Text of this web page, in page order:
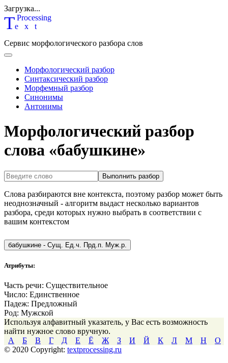
Загрузка...
Text
Processing
Сервис морфологического разбора слов
Морфологический разбор
Синтаксический разбор
Морфемный разбор
Синонимы
Антонимы
Морфологический разбор
слова «бабушкине»
Выполнить разбор
Слова разбираются вне контекста, поэтому разбор может быть
неоднозначный - алгоритм выдаст несколько вариантов
разбора, среди которых нужно выбрать в соответствии с
вашим контекстом
бабушкине - Сущ. Ед.ч. Прд.п. Муж.р.
Атрибуты:
Часть речи: Существительное
Число: Единственное
Падеж: Предложный
Род: Мужской
Используя алфавитный указатель, у Вас есть возможность
найти нужное слово вручную.
А
Б В Г Д Е Ё Ж З И Й К Л М Н
О
© 2020 Copyright: textprocessing.ru